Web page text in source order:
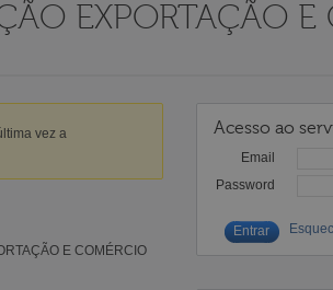
EXPORTAÇÃO E
vez a
E COMÉRCIO
Acesso ao
Email
Password